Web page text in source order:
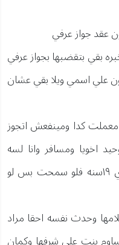
عقد جواز عرفي
بقي بتقضبها بجواز عرفي
علي اسمي ويلا بقي عشان
معملت كدا ومينفعش اتجوز
اخويا ومسافر وانا لسه
قاصر مينفعش اجوز نفسي وانا عندي ١٩سنه فلو سمحت بس لو
وحدث نفسه احقا مراد